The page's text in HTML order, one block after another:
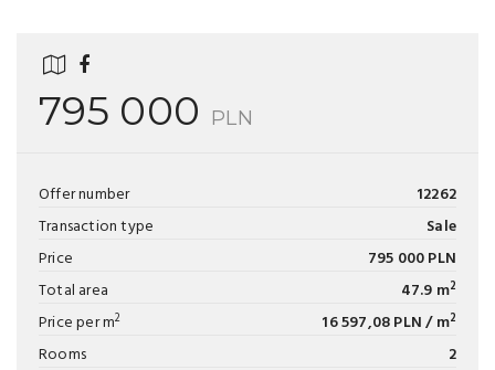
795 000 PLN
Offer number
12262
Transaction type
Sale
Price
795 000 PLN
Total area
47.9 m2
Price per m2 16 597,08 PLN / m2
Rooms
2